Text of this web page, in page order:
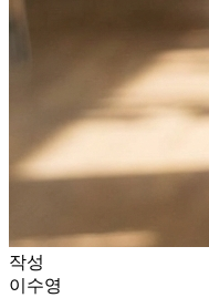
작성
이수영